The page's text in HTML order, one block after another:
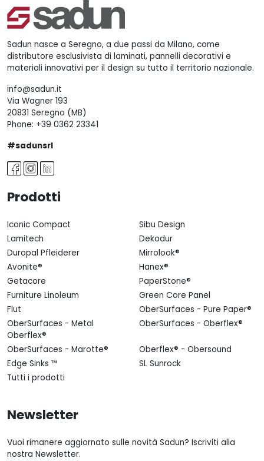
Sadun nasce a Seregno, a due passi da Milano, come
distributore esclusivista di laminati, pannelli decorativi e
materiali innovativi per il design su tutto il territorio nazionale.
info@sadun.it
Via Wagner 193
20831 Seregno (MB)
Phone: +39 0362 23341
#sadunsrl
Prodotti
Iconic Compact
Sibu Design
Lamitech
Dekodur
Duropal Pfleiderer
Mirrolook®
Avonite®
Hanex®
Getacore
PaperStone®
Furniture Linoleum
Green Core Panel
Flut
OberSurfaces - Pure Paper®
OberSurfaces - Metal
Oberflex®
OberSurfaces - Oberflex®
OberSurfaces - Marotte®
Oberflex® - Obersound
Edge Sinks ™
SL Sunrock
Tutti i prodotti
Newsletter
Vuoi rimanere aggiornato sulle novità Sadun? Iscriviti alla
nostra Newsletter.